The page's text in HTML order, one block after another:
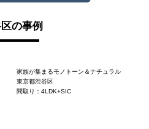
の事例
家族が集まるモノトーン＆ナチュラル
東京都渋谷区
間取り：4LDK+SIC